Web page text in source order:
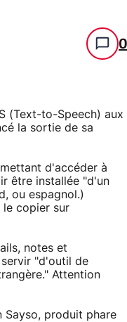
0
(Text-to-Speech) aux
la sortie de sa
d'accéder à
être installée "d'un
ou espagnol.)
le copier sur
notes et
"d'outil de
Attention
Sayso, produit phare